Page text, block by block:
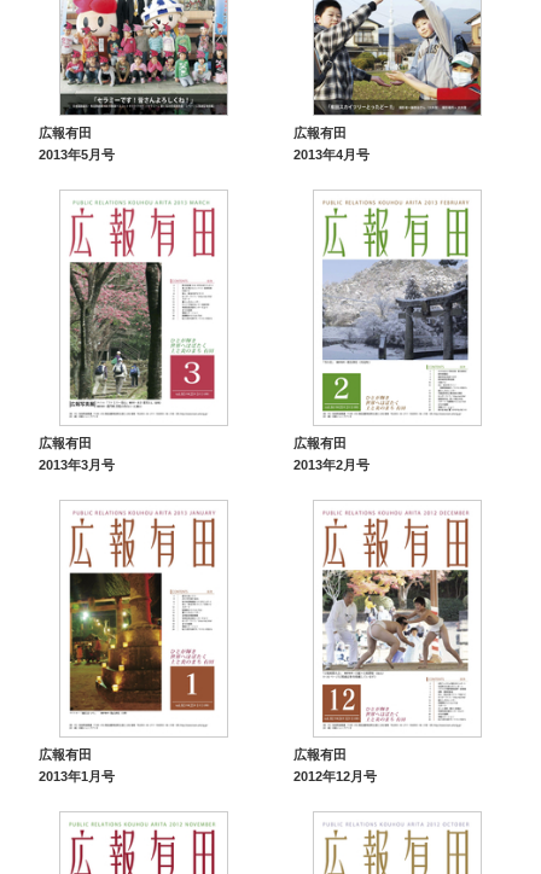
広報有田
2013年5月号
広報有田
2013年4月号
広報有田
2013年3月号
広報有田
2013年2月号
広報有田
2013年1月号
広報有田
2012年12月号